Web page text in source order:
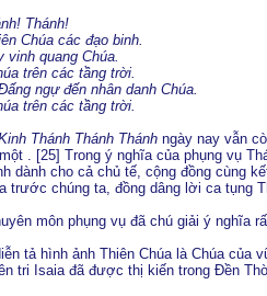
Thánh!
Chúa các đạo binh.
vinh quang Chúa.
trên các tầng trời.
ngự đến nhân danh Chúa.
trên các tầng trời.
Thánh Thánh Thánhngày nay vẫn
. [25] Trong ý nghĩa của phụng vụ
dành cho cả chủ tế, cộng đồng cùng
trước chúng ta, đồng dâng lời ca tụng
môn phụng vụ đã chú giải ý nghĩa
tả hình ảnh Thiên Chúa là Chúa
tri Isaia đã được thị kiến trong Đền